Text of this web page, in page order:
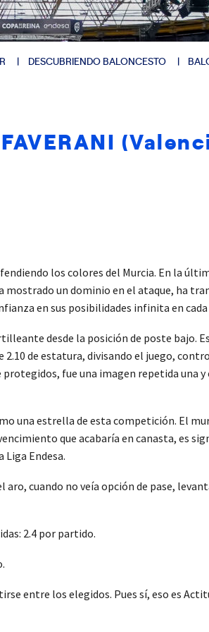
DESCUBRIENDO BALONCESTO
los colores del Murcia. En la
un dominio en el ataque, ha
en sus posibilidades infinita en cada
desde la posición de poste bajo.
2.10 de estatura, divisando el juego,
fue una imagen repetida una y
una estrella de esta competición. El
que acabaría en canasta, es
Liga Endesa.
aro, cuando no veía opción de pase,
2.4 por partido.
entre los elegidos. Pues sí, eso es